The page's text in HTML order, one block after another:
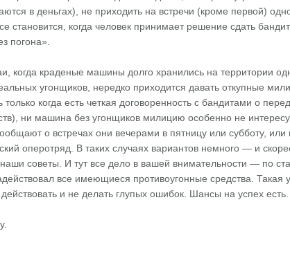
в деньгах), не приходить на встречи (кроме первой)
становится, когда человек принимает решение сдать
погона».
когда краденые машины долго хранились на территории
угонщиков, нередко приходится давать откупные
когда есть четкая договоренность с бандитами о
ни машина без угонщиков милицию особенно не
о встречах они вечерами в пятницу или субботу,
оперотряд. В таких случаях вариантов немного — и
советы. И тут все дело в вашей внимательности — по
все имеющиеся противоугонные средства. Такая
и не делать глупых ошибок. Шансы на успех